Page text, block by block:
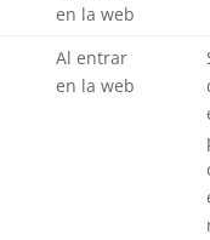
en la web
Al entrar
en la web